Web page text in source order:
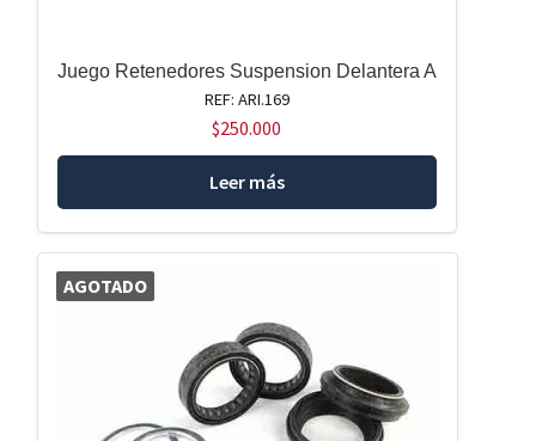
Juego Retenedores Suspension Delantera A
REF: ARI.169
$250.000
Leer más
AGOTADO